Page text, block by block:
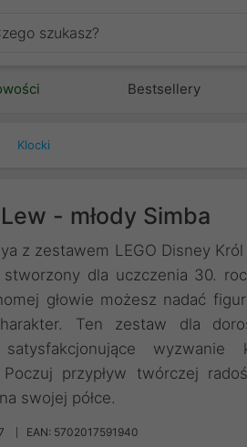
Bestsellery
Klocki
- młody Simba
z zestawem LEGO Disney
stworzony dla uczczenia 30.
głowie możesz nadać
Ten zestaw dla
wyzwanie
przypływ twórczej
swojej półce.
EAN: 5702017591940